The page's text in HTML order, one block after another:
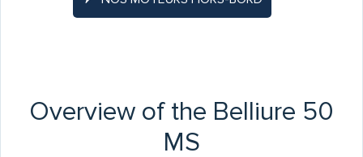
Overview of the Belliure 50
MS